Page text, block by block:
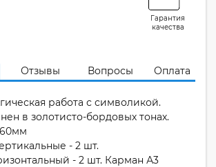
Гарантия
качества
Отзывы Вопросы Оплата
работа с символикой.
в золотисто-бордовых тонах.
- 2 шт.
- 2 шт. Карман А3